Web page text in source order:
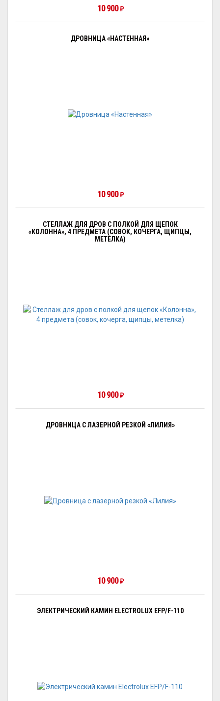
10 900₽
ДРОВНИЦА «НАСТЕННАЯ»
10 900₽
СТЕЛЛАЖ ДЛЯ ДРОВ С ПОЛКОЙ ДЛЯ ЩЕПОК
«КОЛОННА», 4 ПРЕДМЕТА (СОВОК, КОЧЕРГА, ЩИПЦЫ,
МЕТЕЛКА)
10 900₽
ДРОВНИЦА С ЛАЗЕРНОЙ РЕЗКОЙ «ЛИЛИЯ»
10 900₽
ЭЛЕКТРИЧЕСКИЙ КАМИН ELECTROLUX EFP/F-110